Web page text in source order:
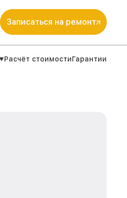
Записаться на ремонт
Расчёт стоимостиГарантии